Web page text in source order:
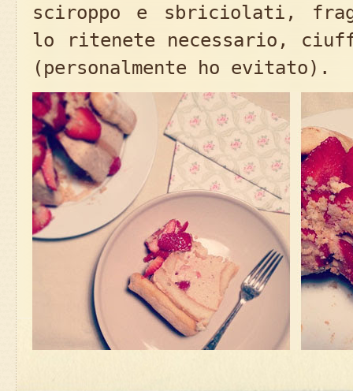
sciroppo e sbriciolati,
lo ritenete necessario,
(personalmente ho evitato).